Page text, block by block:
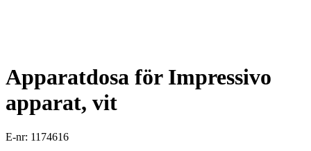
Apparatdosa för Impressivo
apparat, vit
E-nr: 1174616